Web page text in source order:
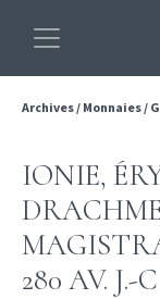
Archives/ Monnaies/
IONIE,
280 AV. J.-C